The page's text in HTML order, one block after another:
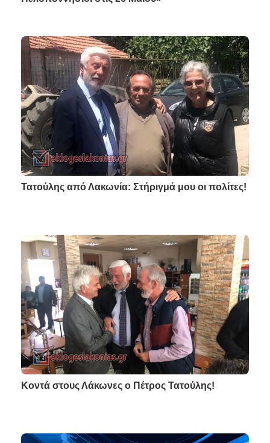
Τατούλης από Λακωνία: Στήριγμά μου οι πολίτες!
Κοντά στους Λάκωνες ο Πέτρος Τατούλης!